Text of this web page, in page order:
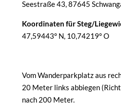
Seestraße 43, 87645
Koordinaten für Steg/
47,59443° N, 10,74219° O
Vom Wanderparkplatz aus
20 Meter links abbiegen
nach 200 Meter.